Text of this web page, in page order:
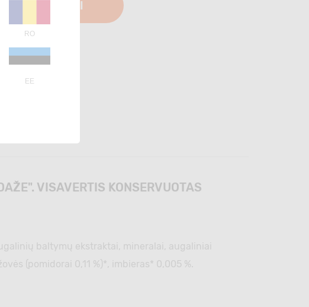
PIRKTI
VISAVERTIS KONSERVUOTAS
baltymų ekstraktai, mineralai, augaliniai
(pomidorai 0,11 %)*, imbieras* 0,005 %.
RO
EE